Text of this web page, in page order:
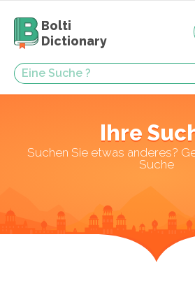
Bolti
Dictionary
Ihre
Suchen Sie etwas anderes?
Suche